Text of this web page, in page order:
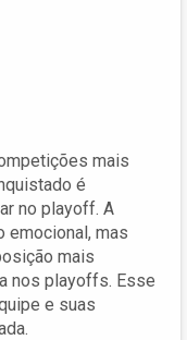
mais
é
no playoff. A
emocional, mas
mais
nos playoffs. Esse
e suas